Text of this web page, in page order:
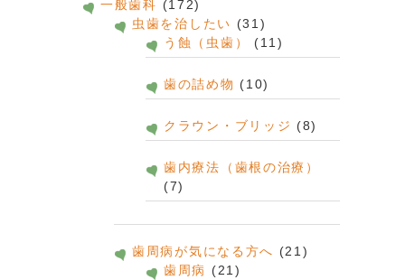
一般歯科 (172)
虫歯を治したい (31)
う蝕（虫歯）
(11)
歯の詰め物 (10)
クラウン・ブリッジ (8)
歯内療法（歯根の治療）
(7)
歯周病が気になる方へ (21)
歯周病
(21)